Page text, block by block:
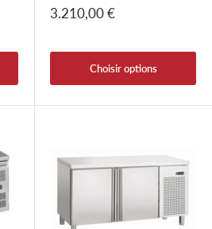
Prix
3.210,00 €
Choisir options